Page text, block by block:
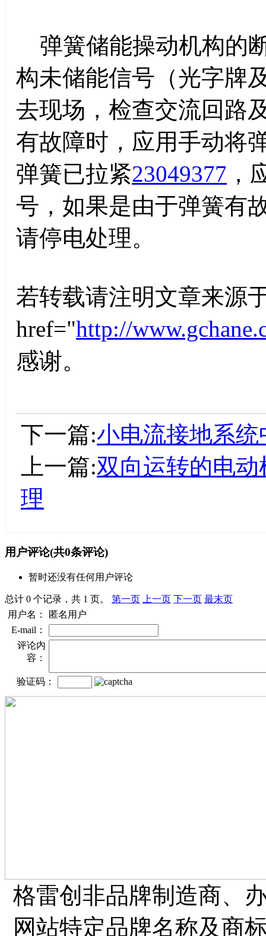
弹簧储能操动机构的
构未储能信号（光字牌
去现场，检查交流回路
有故障时，应用手动将
弹簧已拉紧23049377 ，
号，如果是由于弹簧有
请停电处理。
若转载请注明文章来源
href="http://
感谢。
下一篇:小电流接地系
上一篇:双向运转的电
理
用户评论(共0条评论)
暂时还没有任何用户评论
总计 0 个记录，共 1 页。 第一页 上一页 下一页 最末页
用户名：
匿名用户
E-mail：
评论内
容：
验证码：
格雷创非品牌制造商、
网站特定品牌名称及商